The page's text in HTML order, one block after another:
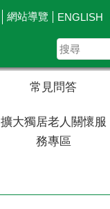
網站導覽 ENGLISH
常見問答
擴大獨居老人關懷服
務專區